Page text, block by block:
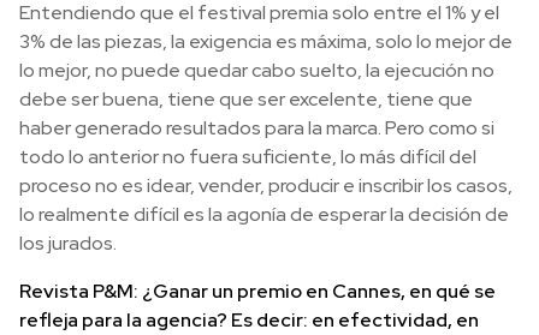
Entendiendo que el festival premia solo entre el 1% y el
3% de las piezas, la exigencia es máxima, solo lo mejor de
lo mejor, no puede quedar cabo suelto, la ejecución no
debe ser buena, tiene que ser excelente, tiene que
haber generado resultados para la marca. Pero como si
todo lo anterior no fuera suficiente, lo más difícil del
proceso no es idear, vender, producir e inscribir los casos,
lo realmente difícil es la agonía de esperar la decisión de
los jurados.
Revista P&M: ¿Ganar un premio en Cannes, en qué se
refleja para la agencia? Es decir: en efectividad, en